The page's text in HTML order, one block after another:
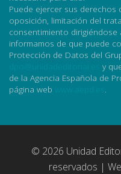
Puede ejercer sus derechos
oposición, limitación del
consentimiento dirigiéndose
informamos de que puede
Protección de Datos del
y
de la Agencia Española de
página web
.
© 2026 Unidad
reservados |